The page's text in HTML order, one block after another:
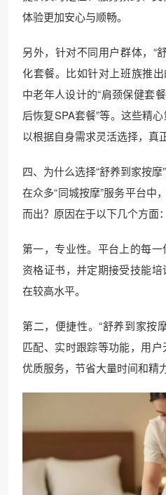
体验更加安心与顺畅。
另外，针对不同用户群体，“
化套餐。比如针对上班族推
中老年人设计的“肩颈保健套
后恢复SPA套餐”等。这些精
以根据自身需求灵活选择，真
四、为什么选择“舒养到家按摩
在众多“同城按摩”服务平台中
而出？原因在于以下几个方面：
第一，专业性。平台上的每
资格证书，并定期接受技能
在较高水平。
第二，便捷性。“舒养到家按
匹配、实时跟踪等功能，用
优质服务，节省大量时间和精力